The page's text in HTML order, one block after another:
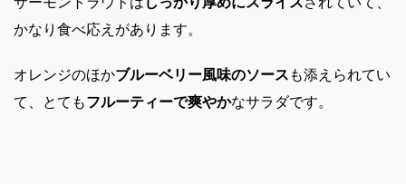
かなり食べ応えがあります。
オレンジのほかブルーベリー風味のソース も添えられてい
て、とてもフルーティーで爽やかなサラダです。